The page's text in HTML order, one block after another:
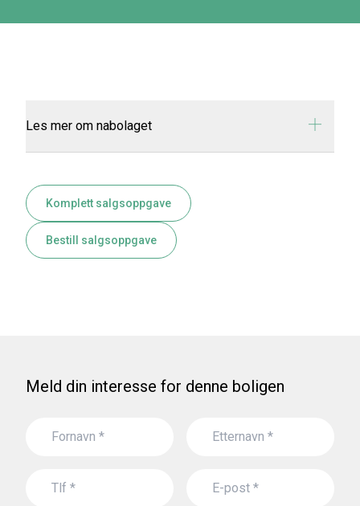
Les mer om nabolaget
Komplett salgsoppgave
Bestill salgsoppgave
Meld din interesse for denne boligen